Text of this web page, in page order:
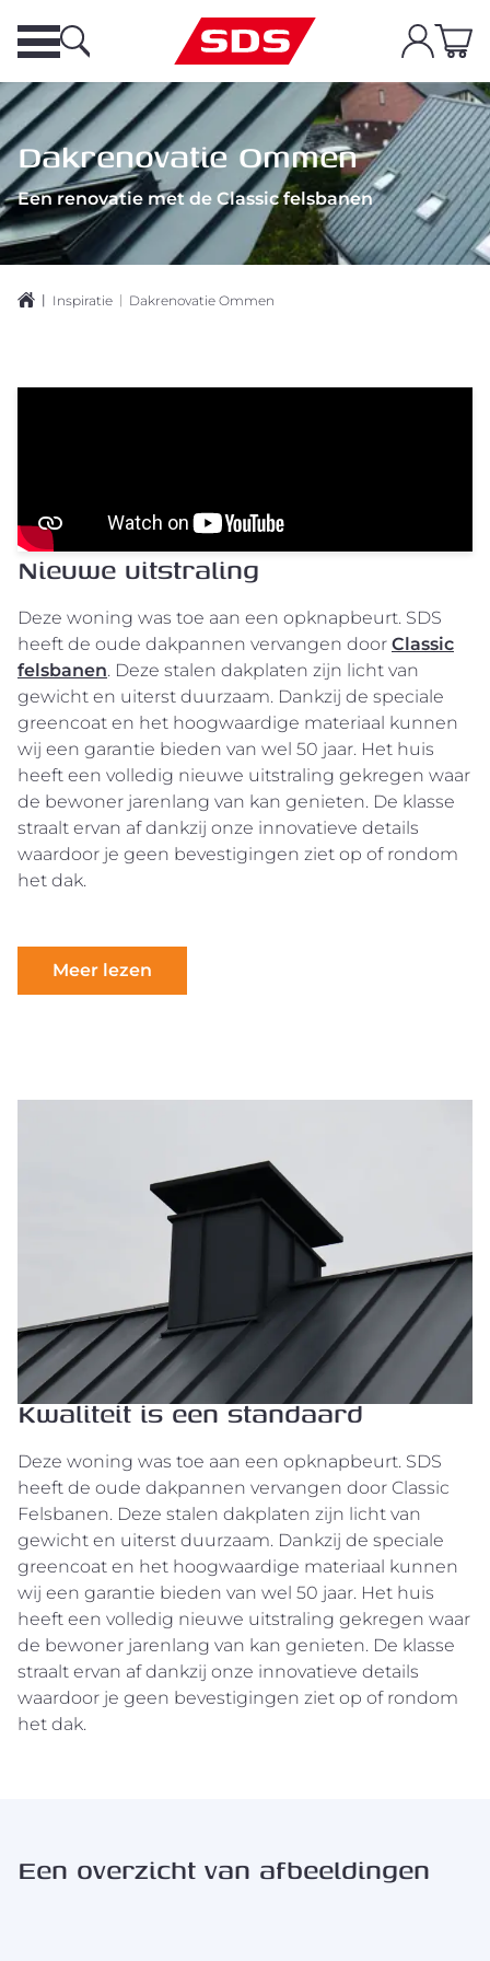
Dakrenovatie Ommen
Een renovatie met de Classic felsbanen
| Inspiratie | Dakrenovatie Ommen
Nieuwe uitstraling
Deze woning was toe aan een opknapbeurt. SDS
heeft de oude dakpannen vervangen door Classic
felsbanen. Deze stalen dakplaten zijn licht van
gewicht en uiterst duurzaam. Dankzij de speciale
greencoat en het hoogwaardige materiaal kunnen
wij een garantie bieden van wel 50 jaar. Het huis
heeft een volledig nieuwe uitstraling gekregen waar
de bewoner jarenlang van kan genieten. De klasse
straalt ervan af dankzij onze innovatieve details
waardoor je geen bevestigingen ziet op of rondom
het dak.
Meer lezen
Kwaliteit is een standaard
Deze woning was toe aan een opknapbeurt. SDS
heeft de oude dakpannen vervangen door Classic
Felsbanen. Deze stalen dakplaten zijn licht van
gewicht en uiterst duurzaam. Dankzij de speciale
greencoat en het hoogwaardige materiaal kunnen
wij een garantie bieden van wel 50 jaar. Het huis
heeft een volledig nieuwe uitstraling gekregen waar
de bewoner jarenlang van kan genieten. De klasse
straalt ervan af dankzij onze innovatieve details
waardoor je geen bevestigingen ziet op of rondom
het dak.
Een overzicht van afbeeldingen